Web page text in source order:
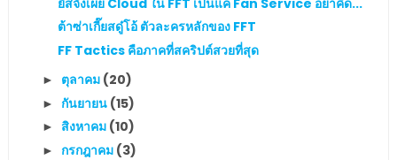
ต้าซ่าเกี๊ยสดู๋โอ้ ตัวละครหลักของ FFT
FF Tactics คือภาคที่สคริปต์สวยที่สุด
► ตุลาคม (20)
► กันยายน (15)
► สิงหาคม (10)
► กรกฎาคม (3)